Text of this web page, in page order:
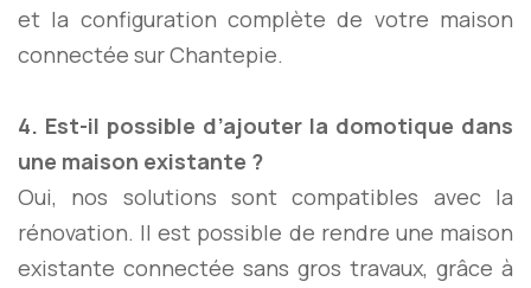
et la configuration complète de votre maison
connectée sur Chantepie.
4. Est-il possible d’ajouter la domotique dans
une maison existante ?
Oui, nos solutions sont compatibles avec la
rénovation. Il est possible de rendre une maison
existante connectée sans gros travaux, grâce à